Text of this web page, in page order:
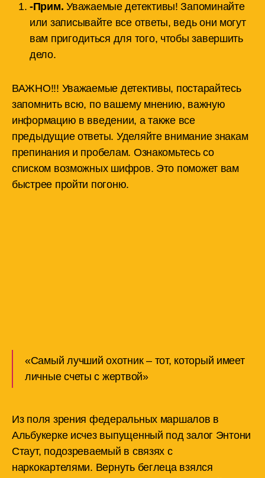
-Прим.Уважаемые детективы! Запоминайте
или записывайте все ответы, ведь они могут
вам пригодиться для того, чтобы завершить
дело.
ВАЖНО!!! Уважаемые детективы, постарайтесь
запомнить всю, по вашему мнению, важную
информацию в введении, а также все
предыдущие ответы. Уделяйте внимание знакам
препинания и пробелам. Ознакомьтесь со
списком возможных шифров. Это поможет вам
быстрее пройти погоню.
«Самый лучший охотник – тот, который имеет
личные счеты с жертвой»
Из поля зрения федеральных маршалов в
Альбукерке исчез выпущенный под залог Энтони
Стаут, подозреваемый в связях с
наркокартелями. Вернуть беглеца взялся